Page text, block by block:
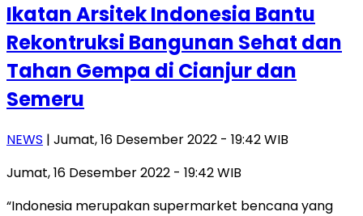
Ikatan Arsitek Indonesia Bantu
Rekontruksi Bangunan Sehat dan
Tahan Gempa di Cianjur dan
Semeru
NEWS | Jumat, 16 Desember 2022 - 19:42 WIB
Jumat, 16 Desember 2022 - 19:42 WIB
“Indonesia merupakan supermarket bencana yang